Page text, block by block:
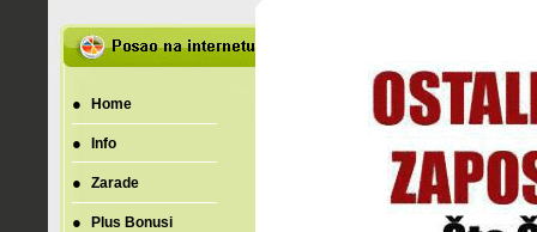
● Home
● Info
● Zarade
● Plus Bonusi